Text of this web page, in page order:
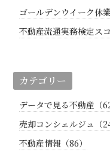
ゴールデンウイーク休
不動産流通実務検定ス
カテゴリー
データで見る不動産（62
売却コンシェルジュ（24
不動産情報（86）